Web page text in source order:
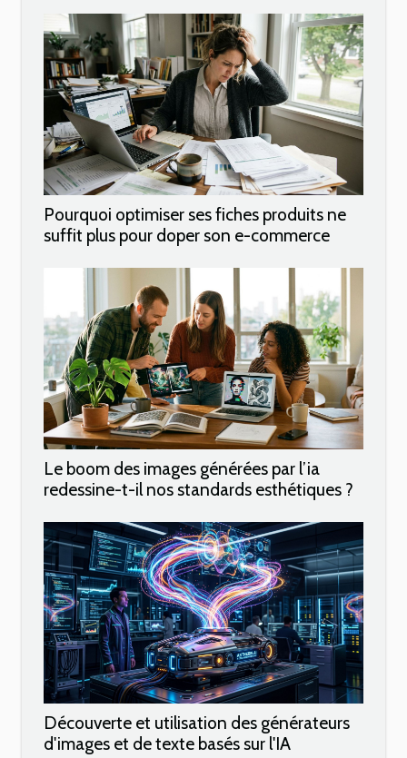
Pourquoi optimiser ses fiches produits ne
suffit plus pour doper son e-commerce
Le boom des images générées par l’ia
redessine-t-il nos standards esthétiques ?
Découverte et utilisation des générateurs
d'images et de texte basés sur l'IA